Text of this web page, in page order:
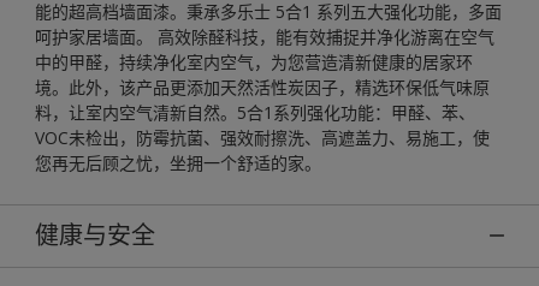
能的超高档墙面漆。秉承多乐士 5合1 系列五大强化功能，多面
呵护家居墙面。 高效除醛科技，能有效捕捉并净化游离在空气
中的甲醛，持续净化室内空气，为您营造清新健康的居家环
境。此外，该产品更添加天然活性炭因子，精选环保低气味原
料，让室内空气清新自然。5合1系列强化功能：甲醛、苯、
VOC未检出，防霉抗菌、强效耐擦洗、高遮盖力、易施工，使
您再无后顾之忧，坐拥一个舒适的家。
健康与安全